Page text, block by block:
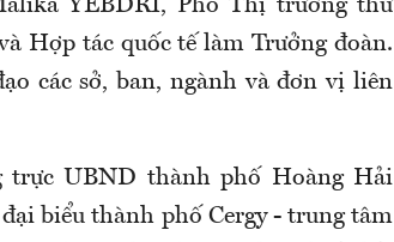
YEBDRI, Phó Thị trưởng thứ
Hợp tác quốc tế làm Trưởng đoàn.
các sở, ban, ngành và đơn vị liên
trực UBND thành phố Hoàng Hải
biểu thành phố Cergy - trung tâm